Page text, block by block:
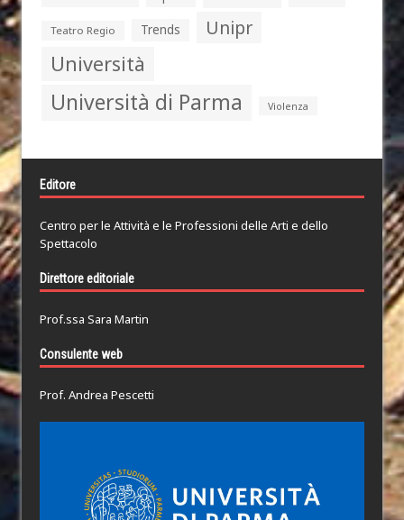
Teatro Regio Trends Unipr
Università
Università di Parma Violenza
Editore
Centro per le Attività e le Professioni delle Arti e dello
Spettacolo
Direttore editoriale
Prof.ssa Sara Martin
Consulente web
Prof. Andrea Pescetti